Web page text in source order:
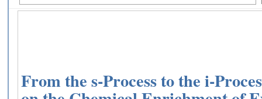
From the s-Process to the i-